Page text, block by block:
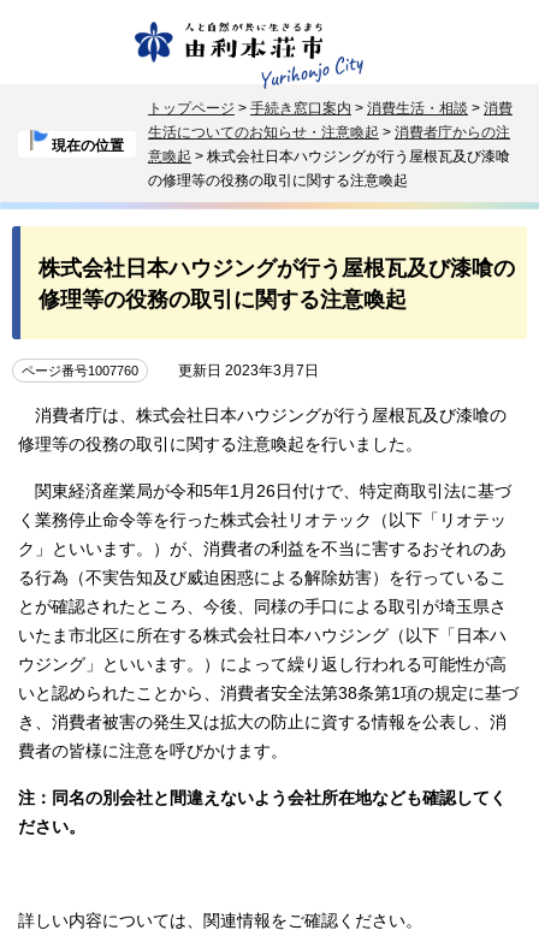
現在の位置
トップページ > 手続き窓口案内 > 消費生活・相談 > 消費
生活についてのお知らせ・注意喚起 > 消費者庁からの注
意喚起 > 株式会社日本ハウジングが行う屋根瓦及び漆喰
の修理等の役務の取引に関する注意喚起
株式会社日本ハウジングが行う屋根瓦及び漆喰の
修理等の役務の取引に関する注意喚起
ページ番号1007760 更新日 2023年3月7日
消費者庁は、株式会社日本ハウジングが行う屋根瓦及び漆喰の
修理等の役務の取引に関する注意喚起を行いました。
関東経済産業局が令和5年1月26日付けで、特定商取引法に基づ
く業務停止命令等を行った株式会社リオテック（以下「リオテッ
ク」といいます。）が、消費者の利益を不当に害するおそれのあ
る行為（不実告知及び威迫困惑による解除妨害）を行っているこ
とが確認されたところ、今後、同様の手口による取引が埼玉県さ
いたま市北区に所在する株式会社日本ハウジング（以下「日本ハ
ウジング」といいます。）によって繰り返し行われる可能性が高
いと認められたことから、消費者安全法第38条第1項の規定に基づ
き、消費者被害の発生又は拡大の防止に資する情報を公表し、消
費者の皆様に注意を呼びかけます。
注：同名の別会社と間違えないよう会社所在地なども確認してく
ださい。
詳しい内容については、関連情報をご確認ください。